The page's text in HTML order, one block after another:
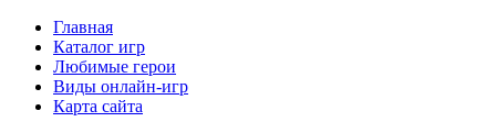
Главная
Каталог игр
Любимые герои
Виды онлайн-игр
Карта сайта